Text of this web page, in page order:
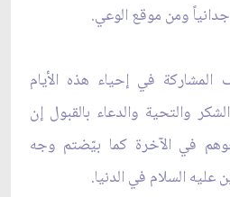
ومن موقع الوعي.
في إحياء هذه الأيام
والتحية والدعاء بالقبول إن
في الآخرة كما بيّضتم وجه
السلام في الدنيا.